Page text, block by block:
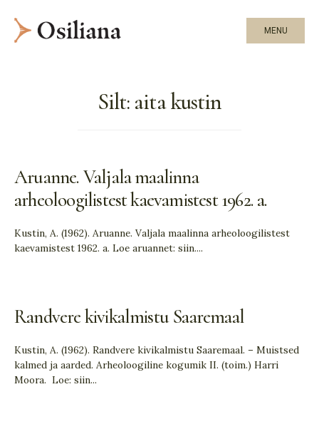
MENU
Silt: aita kustin
Aruanne. Valjala maalinna
arheoloogilistest kaevamistest 1962. a.
Kustin, A. (1962). Aruanne. Valjala maalinna arheoloogilistest
kaevamistest 1962. a. Loe aruannet: siin....
Randvere kivikalmistu Saaremaal
Kustin, A. (1962). Randvere kivikalmistu Saaremaal. – Muistsed
kalmed ja aarded. Arheoloogiline kogumik II. (toim.) Harri
Moora. Loe: siin...